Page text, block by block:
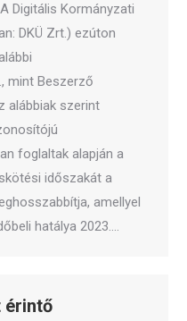
Digitális Kormányzati
DKÜ Zrt.) ezúton
mint Beszerző
alábbiak szerint
foglaltak alapján a
időszakát a
amellyel
hatálya 2023.…
érintő